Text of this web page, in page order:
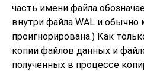
часть имени файла
внутри файла WAL и
проигнорирована.) Как
копии файлов данных и
полученных в процессе